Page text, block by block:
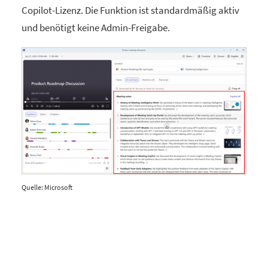
Copilot-Lizenz. Die Funktion ist standardmäßig aktiv
und benötigt keine Admin-Freigabe.
Quelle: Microsoft